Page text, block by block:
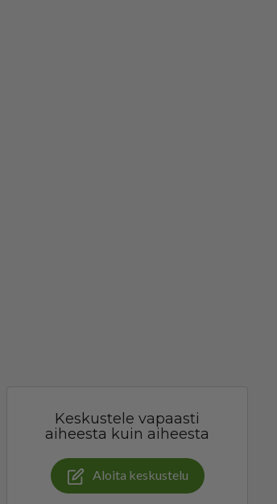
Keskustele vapaasti
aiheesta kuin aiheesta
Aloita keskustelu